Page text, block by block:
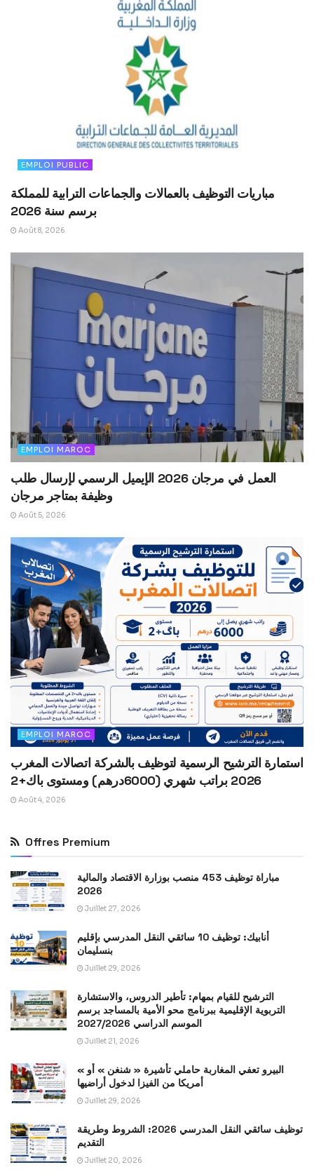
EMPLOI PUBLIC
مباريات التوظيف بالعمالات والجماعات الترابية للمملكة
برسم سنة 2026
Août 8, 2026
EMPLOI MAROC
العمل في مرجان 2026 الإيميل الرسمي لإرسال طلب
وظيفة بمتاجر مرجان
Août 5, 2026
EMPLOI MAROC
استمارة الترشيح الرسمية لتوظيف بالشركة اتصالات المغرب
2026 براتب شهري (6000درهم) ومستوى باك+2
Août 4, 2026
Offres Premium
مباراة توظيف 453 منصب بوزارة الاقتصاد والمالية
2026
Juillet 27, 2026
أنابيك: توظيف 10 سائقي النقل المدرسي بإقليم
بنسليمان
Juillet 29, 2026
الترشيح للقيام بمهام: تأطير الدروس، والاستشارة
التربوية الإقليمية ببرنامج محو الأمية بالمساجد برسم
الموسم الدراسي 2027/2026
Juillet 21, 2026
« البيرو تعفي المغاربة حاملي تأشيرة « شنغن » أو
أمريكا من الفيزا لدخول أراضيها
Juillet 29, 2026
توظيف سائقي النقل المدرسي 2026: الشروط وطريقة
التقديم
Juillet 20, 2026